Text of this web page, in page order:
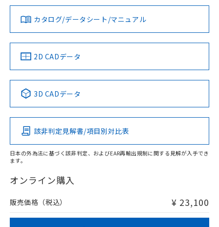
L: 12mm以上、φd: 80mm以上、D: 12mm以上、m: 36mm
以上、n: 80mm以上
金属埋め込み
鉄材
l: 6mm以上、φd: 54mm以上、D: 6mm以上、m: 36mm以
アルミ材
l: 12mm以上、φd: 80mm以上、D: 12mm以上、m: 36mm
検出領域
ダウンロードデータをご利用いただく前に、以下を必ずお読
みください。
ソフトウェアの使用条件
対応済み
中国 RoHS 注意事項・凡例
Pb Hg Cd Cr(VI)
O
在庫等で未対応品が混在する可能性があります。
問い合わせください。
LR型式承認
（イギリス
船舶規格）
DNV型式承認
（ノルウェー
BV型式承認
（フランス
KR型式
（韓国
No No No No
この製品の規格認証/適合状況ページへ
その他の認証はこちらのページからご検索ください
カタログ/データシート/マニュアル
2D CADデータ
3D CADデータ
該非判定見解書/項目別対比表
日本の外為法に基づく該非判定、およびEAR再輸出規制に関する見解が入手でき
ます。
オンライン購入
販売価格（税込） ¥ 23,100